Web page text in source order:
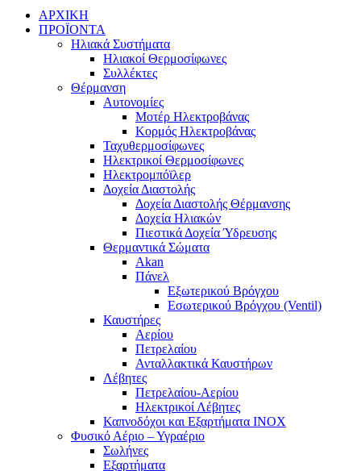
ΑΡΧΙΚΗ
ΠΡΟΪΟΝΤΑ
Ηλιακά Συστήματα
Ηλιακοί Θερμοσίφωνες
Συλλέκτες
Θέρμανση
Αυτονομίες
Μοτέρ Ηλεκτροβάνας
Κορμός Ηλεκτροβάνας
Ταχυθερμοσίφωνες
Ηλεκτρικοί Θερμοσίφωνες
Ηλεκτρομπόϊλερ
Δοχεία Διαστολής
Δοχεία Διαστολής Θέρμανσης
Δοχεία Ηλιακών
Πιεστικά Δοχεία Ύδρευσης
Θερμαντικά Σώματα
Akan
Πάνελ
Εξωτερικού Βρόγχου
Εσωτερικού Βρόγχου (Ventil)
Καυστήρες
Αερίου
Πετρελαίου
Ανταλλακτικά Καυστήρων
Λέβητες
Πετρελαίου-Αερίου
Ηλεκτρικοί Λέβητες
Καπνοδόχοι και Εξαρτήματα ΙΝΟΧ
Φυσικό Αέριο – Υγραέριο
Σωλήνες
Εξαρτήματα